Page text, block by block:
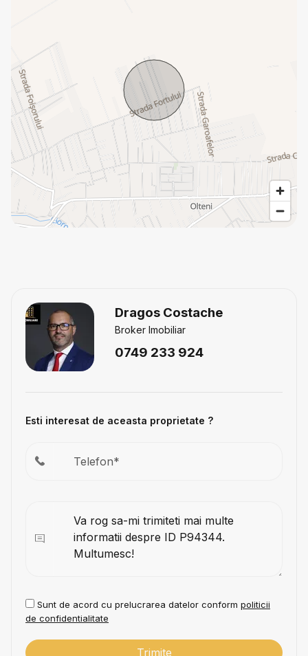
Dragos Costache
Broker Imobiliar
0749 233 924
Esti interesat de aceasta proprietate ?
Sunt de acord cu prelucrarea datelor conform politicii
de confidentialitate